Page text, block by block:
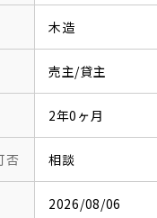
木造
売主/貸主
2年0ヶ月
否 相談
2026/08/06